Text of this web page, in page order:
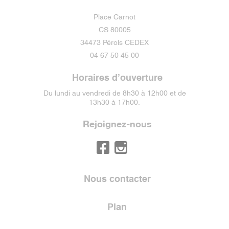
Place Carnot
CS 80005
34473 Pérols CEDEX
04 67 50 45 00
Horaires d’ouverture
Du lundi au vendredi de 8h30 à 12h00 et de
13h30 à 17h00.
Rejoignez-nous
Nous contacter
Plan